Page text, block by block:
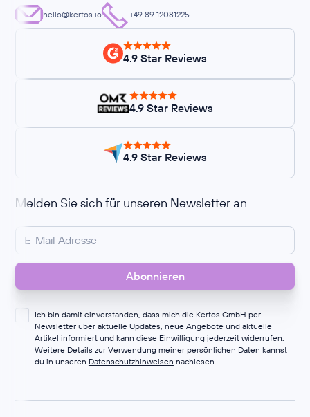
hello@kertos.io +49 89 12081225
4.9 Star Reviews
4.9 Star Reviews
4.9 Star Reviews
Melden Sie sich für unseren Newsletter an
Ich bin damit einverstanden, dass mich die Kertos GmbH per
Newsletter über aktuelle Updates, neue Angebote und aktuelle
Artikel informiert und kann diese Einwilligung jederzeit widerrufen.
Weitere Details zur Verwendung meiner persönlichen Daten kannst
du in unseren Datenschutzhinweisen nachlesen.